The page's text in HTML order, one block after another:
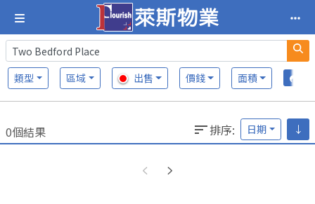
類型 區域 出售 價錢 面積
0個結果 排序: 日期 ↓